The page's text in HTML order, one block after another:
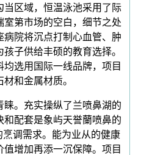
区域，恒温泳池采用了际
第市场的空白，细节之处
院将沉点打制心血管、肿
子供给丰硕的教育选择。
选用国际一线品牌，项目
和金属材质。
。充实操纵了兰喷鼻湖的
配套是象屿天誉蘭喷鼻的
调需求。能为业从的健康
增加再添一沉保障。项目